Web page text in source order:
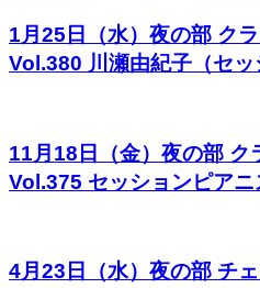
1月25日（水）夜の部 ク
Vol.380 川瀬由紀子（セッ
11月18日（金）夜の部 ク
Vol.375 セッションピア
4月23日（水）夜の部 チ